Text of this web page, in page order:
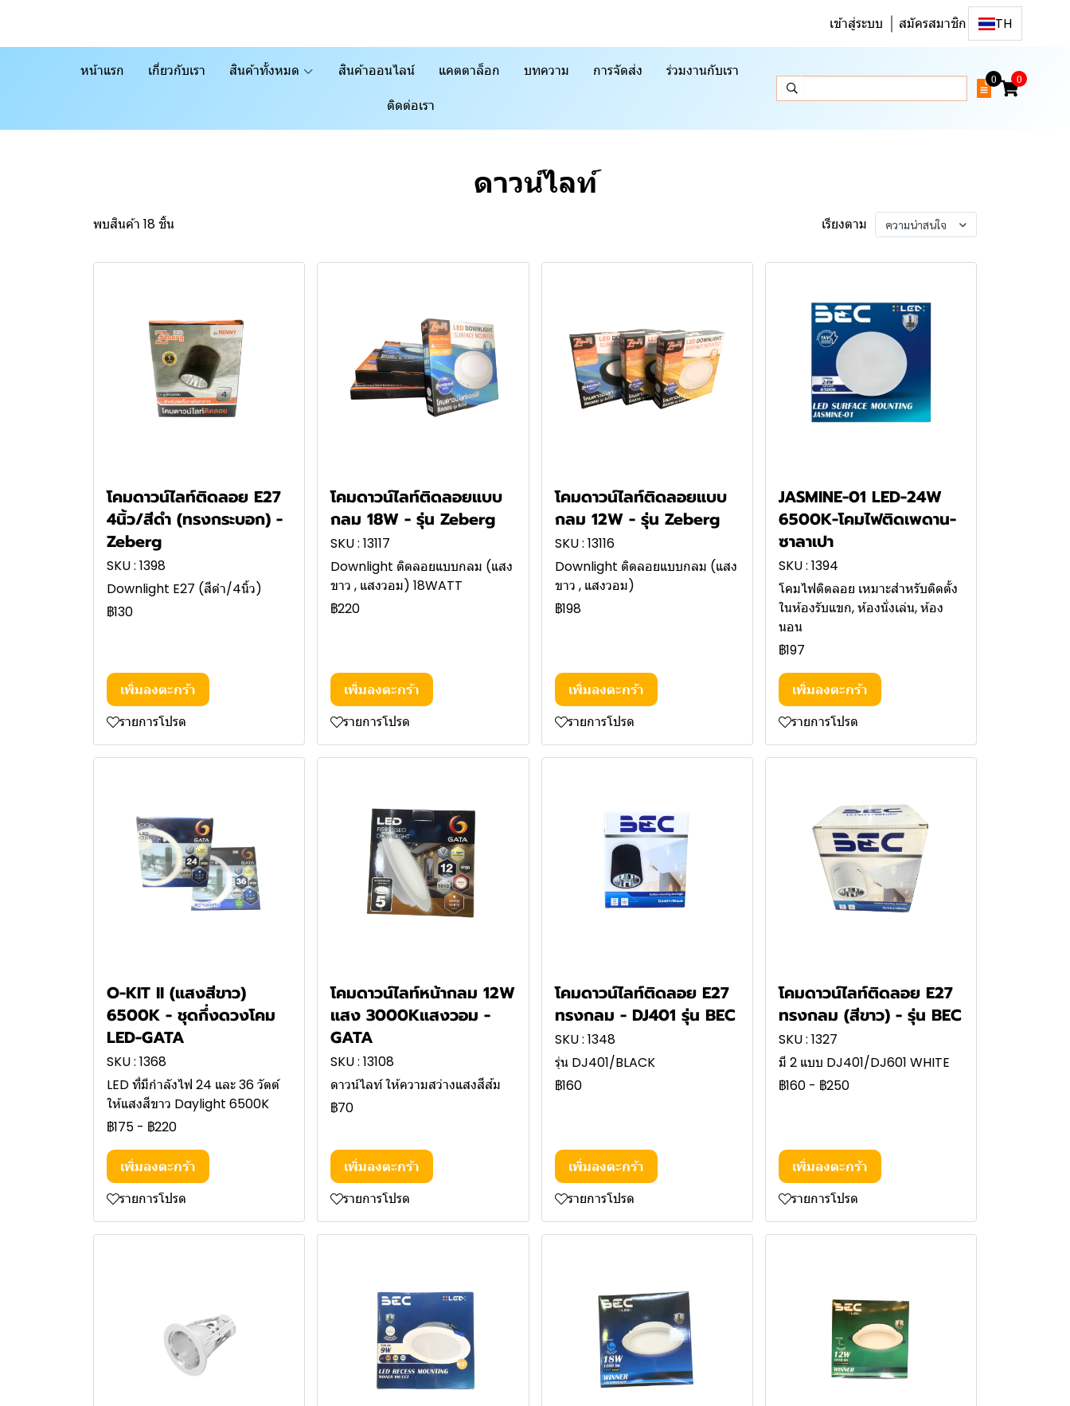
เข้าสู่ระบบ สมัครสมาชิก TH
หน้าแรก เกี่ยวกับเรา สินค้าทั้งหมด สินค้าออนไลน์ แคตตาล็อก บทความ การจัดส่ง ร่วมงานกับเรา
ติดต่อเรา
0 0
ดาวน์ไลท์
พบสินค้า 18 ชิ้น เรียงตาม ความน่าสนใจ
โคมดาวน์ไลท์ติดลอย E27
4นิ้ว/สีดำ (ทรงกระบอก) -
Zeberg
SKU : 1398
Downlight E27 (สีดำ/4นิ้ว)
฿130
เพิ่มลงตะกร้า
รายการโปรด
โคมดาวน์ไลท์ติดลอยแบบ
กลม 18W - รุ่น Zeberg
SKU : 13117
Downlight ติดลอยแบบกลม (แสง
ขาว , แสงวอม) 18WATT
฿220
เพิ่มลงตะกร้า
รายการโปรด
โคมดาวน์ไลท์ติดลอยแบบ
กลม 12W - รุ่น Zeberg
SKU : 13116
Downlight ติดลอยแบบกลม (แสง
ขาว , แสงวอม)
฿198
เพิ่มลงตะกร้า
รายการโปรด
JASMINE-01 LED-24W
6500K-โคมไฟติดเพดาน-
ซาลาเปา
SKU : 1394
โคมไฟติดลอย เหมาะสำหรับติดตั้ง
ในห้องรับแขก, ห้องนั่งเล่น, ห้อง
นอน
฿197
เพิ่มลงตะกร้า
รายการโปรด
O-KIT II (แสงสีขาว)
6500K - ชุดกึ่งดวงโคม
LED-GATA
SKU : 1368
LED ที่มีกำลังไฟ 24 และ 36 วัตต์
ให้แสงสีขาว Daylight 6500K
฿175 - ฿220
เพิ่มลงตะกร้า
รายการโปรด
โคมดาวน์ไลท์หน้ากลม 12W
แสง 3000Kแสงวอม -
GATA
SKU : 13108
ดาวน์ไลท์ ให้ความสว่างแสงสีส้ม
฿70
เพิ่มลงตะกร้า
รายการโปรด
โคมดาวน์ไลท์ติดลอย E27
ทรงกลม - DJ401 รุ่น BEC
SKU : 1348
รุ่น DJ401/BLACK
฿160
เพิ่มลงตะกร้า
รายการโปรด
โคมดาวน์ไลท์ติดลอย E27
ทรงกลม (สีขาว) - รุ่น BEC
SKU : 1327
มี 2 แบบ DJ401/DJ601 WHITE
฿160- ฿250
เพิ่มลงตะกร้า
รายการโปรด